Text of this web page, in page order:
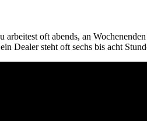
oft abends, an
Dealer steht oft sechs bis acht